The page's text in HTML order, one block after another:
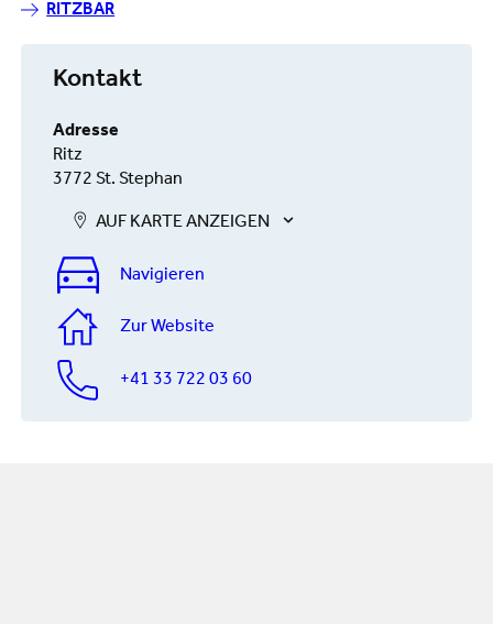
RITZBAR
Kontakt
Adresse
Ritz
3772 St. Stephan
AUF KARTE ANZEIGEN
Navigieren
Zur Website
+41 33 722 03 60